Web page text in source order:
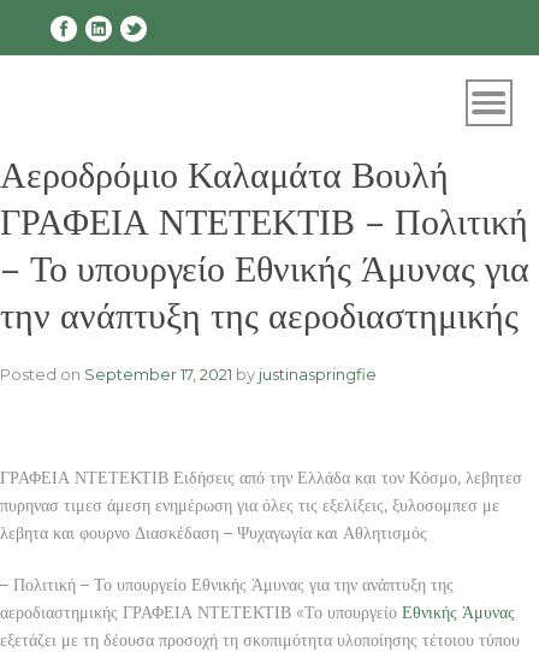
Αεροδρόμιο Καλαμάτα Βουλή
ΓΡΑΦΕΙΑ ΝΤΕΤΕΚΤΙΒ – Πολιτική
– Το υπουργείο Εθνικής Άμυνας για
την ανάπτυξη της αεροδιαστημικής
Posted on September 17, 2021 by justinaspringfie
ΓΡΑΦΕΙΑ ΝΤΕΤΕΚΤΙΒ Ειδήσεις από την Ελλάδα και τον Κόσμο, λεβητεσ
πυρηνασ τιμεσ άμεση ενημέρωση για όλες τις εξελίξεις, ξυλοσομπεσ με
λεβητα και φουρνο Διασκέδαση – Ψυχαγωγία και Αθλητισμός
– Πολιτική – Το υπουργείο Εθνικής Άμυνας για την ανάπτυξη της
αεροδιαστημικής ΓΡΑΦΕΙΑ ΝΤΕΤΕΚΤΙΒ «Το υπουργείο Εθνικής Άμυνας
εξετάζει με τη δέουσα προσοχή τη σκοπιμότητα υλοποίησης τέτοιου τύπου